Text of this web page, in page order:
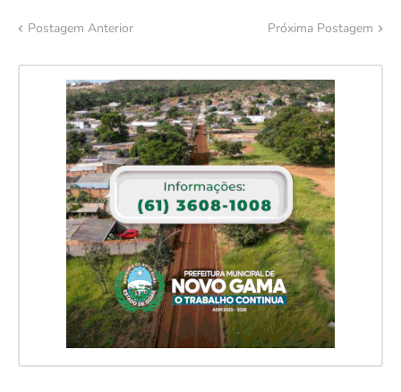
Postagem Anterior Próxima Postagem